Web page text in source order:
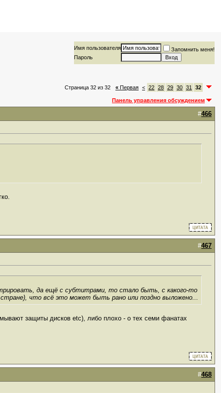
Имя пользователя
Запомнить меня!
Пароль
Страница 32 из 32 « Первая < 22 28 29 30 31 32
Панель управления обсуждением
#466
#467
да ещё с субтитрами, то стало быть, с какого-то
что всё это может быть рано или поздно выложено...
защиты дисков etc), либо плохо - о тех семи фанатах
#468